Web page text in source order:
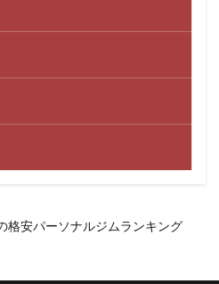
格安パーソナルジムランキング